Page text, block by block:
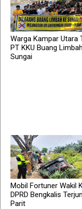
Warga Kampar Utara
PT KKU Buang
Sungai
Mobil Fortuner Wakil
DPRD Bengkalis
Parit